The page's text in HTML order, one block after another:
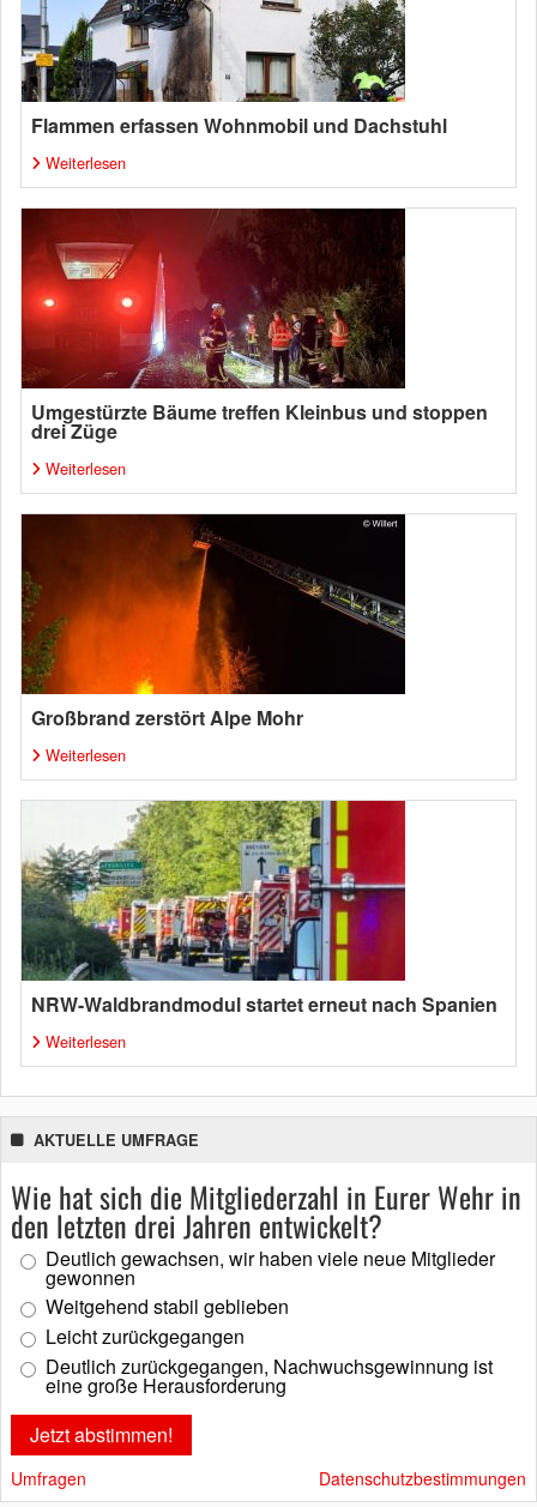
Flammen erfassen Wohnmobil und Dachstuhl
Weiterlesen
Umgestürzte Bäume treffen Kleinbus und stoppen
drei Züge
Weiterlesen
Großbrand zerstört Alpe Mohr
Weiterlesen
NRW-Waldbrandmodul startet erneut nach Spanien
Weiterlesen
AKTUELLE UMFRAGE
Wie hat sich die Mitgliederzahl in Eurer Wehr in
den letzten drei Jahren entwickelt?
Deutlich gewachsen, wir haben viele neue Mitglieder
gewonnen
Weitgehend stabil geblieben
Leicht zurückgegangen
Deutlich zurückgegangen, Nachwuchsgewinnung ist
eine große Herausforderung
Umfragen Datenschutzbestimmungen